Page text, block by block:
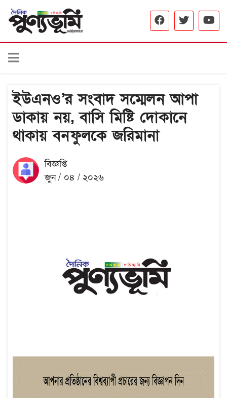
ইউএনও’র সংবাদ সম্মেলন আপা
ডাকায় নয়, বাসি মিষ্টি দোকানে
থাকায় বনফুলকে জরিমানা
বিজ্ঞপ্তি
জুন / ০৪ / ২০২৬